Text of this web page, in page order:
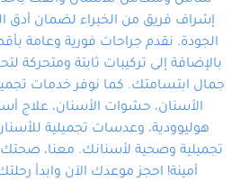
إشراف فريق من الخبراء لضمان أدق
الجودة. نقدم جراحات فورية وعامة
بالإضافة إلى تركيبات ثابتة ومتحركة
جمال ابتسامتك. كما نوفر خدمات
الأسنان، حشوات الأسنان، علاج
هوليوودية، وعدسات تجميلية
تجميلية وصحية لأسنانك. معنا،
أمينة! احجز موعدك الآن وابدأ